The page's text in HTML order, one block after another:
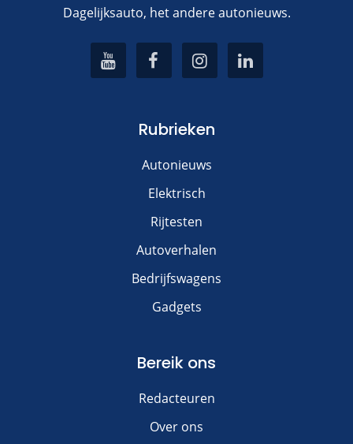
Dagelijksauto, het andere autonieuws.
Rubrieken
Autonieuws
Elektrisch
Rijtesten
Autoverhalen
Bedrijfswagens
Gadgets
Bereik ons
Redacteuren
Over ons